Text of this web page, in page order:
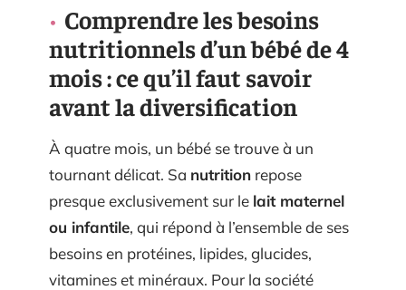
Comprendre les besoins
nutritionnels d’un bébé de 4
mois : ce qu’il faut savoir
avant la diversification
À quatre mois, un bébé se trouve à un
tournant délicat. Sa nutrition repose
presque exclusivement sur le lait maternel
ou infantile, qui répond à l’ensemble de ses
besoins en protéines, lipides, glucides,
vitamines et minéraux. Pour la société